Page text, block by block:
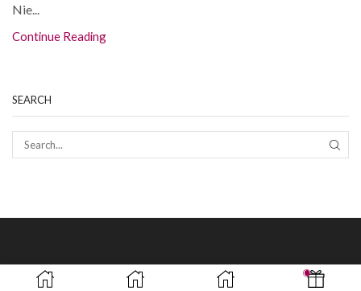
Nie...
Continue Reading
SEARCH